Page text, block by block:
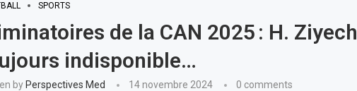
SPORTS
de la CAN 2025 : H. Ziyech
indisponible…
by Perspectives Med 14 novembre 2024 0 comments